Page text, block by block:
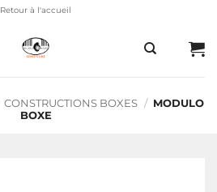
Retour à l'accueil
CONSTRUCTIONS BOXES / MODULO
BOXE